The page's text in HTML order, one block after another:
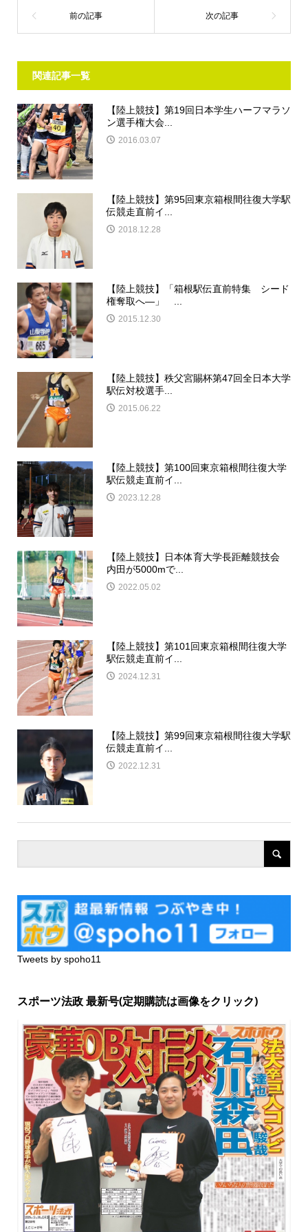
関連記事一覧
【陸上競技】第19回日本学生ハーフマラソ
ン選手権大会...
2016.03.07
【陸上競技】第95回東京箱根間往復大学駅
伝競走直前イ...
2018.12.28
【陸上競技】「箱根駅伝直前特集 シード
権奪取へ―」 ...
2015.12.30
【陸上競技】秩父宮賜杯第47回全日本大学
駅伝対校選手...
2015.06.22
【陸上競技】第100回東京箱根間往復大学
駅伝競走直前イ...
2023.12.28
【陸上競技】日本体育大学長距離競技会
内田が5000mで...
2022.05.02
【陸上競技】第101回東京箱根間往復大学
駅伝競走直前イ...
2024.12.31
【陸上競技】第99回東京箱根間往復大学駅
伝競走直前イ...
2022.12.31
Tweets by spoho11
スポーツ法政 最新号(定期購読は画像をクリック)